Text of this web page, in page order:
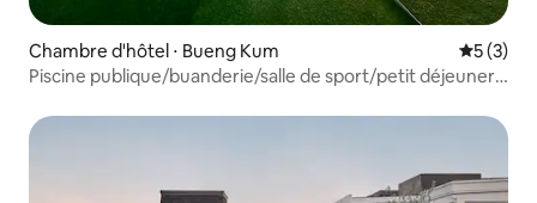
Chambre d'hôtel ⋅ Bueng Kum
5 (3)
Piscine publique/buanderie/salle de sport/petit déjeuner